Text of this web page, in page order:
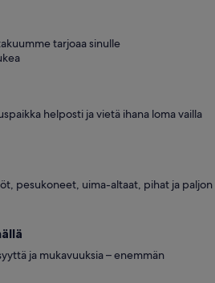
tarjoaa sinulle
helposti ja vietä ihana loma vailla
pesukoneet, uima-altaat, pihat ja paljon
ja mukavuuksia – enemmän